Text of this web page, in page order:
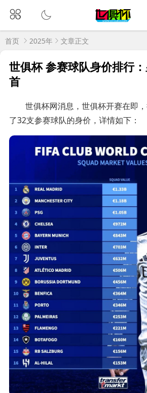
首页 2025年 文章正文
世俱杯 参赛球队身价排行
首
世俱杯网消息，世俱杯开赛在即
了32支参赛球队的身价，详情如下：